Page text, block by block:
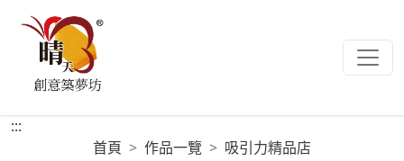
:::
首頁
作品一覽
吸引力精品店